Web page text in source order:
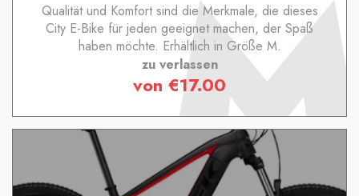
Qualität und Komfort sind die Merkmale, die dieses
City E-Bike für jeden geeignet machen, der Spaß
haben möchte. Erhältlich in Größe M.
zu verlassen
von €17.00